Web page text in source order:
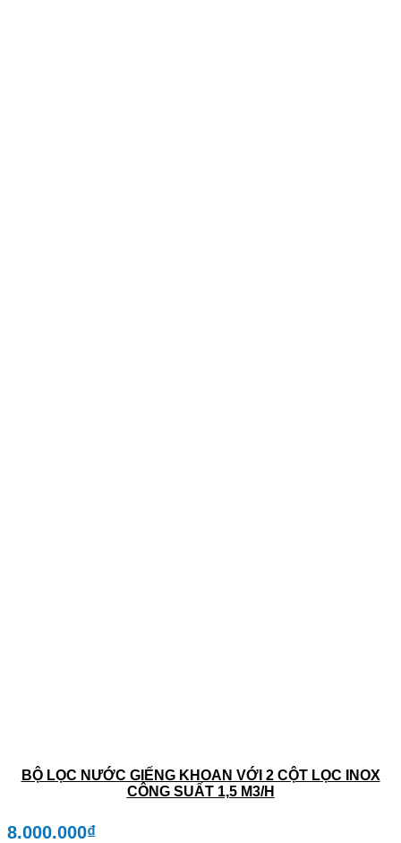
BỘ LỌC NƯỚC GIẾNG KHOAN VỚI 2 CỘT LỌC INOX
CÔNG SUẤT 1,5 M3/H
8.000.000₫